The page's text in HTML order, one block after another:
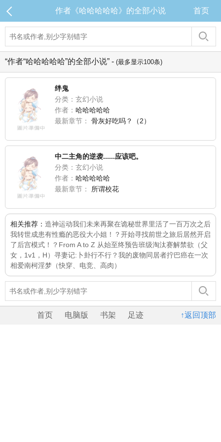
作者《哈哈哈哈哈》的全部小说 首页
“作者“哈哈哈哈哈”的全部小说” - (最多显示100条)
绊鬼
分类：玄幻小说
作者： 哈哈哈哈哈
最新章节：
骨灰好吃吗？（2）
中二主角的逆袭......应该吧。
分类：玄幻小说
作者： 哈哈哈哈哈
最新章节：
所谓校花
相关推荐： 造神运动我们未来再聚在诡秘世界里活了一百万次之后
我转世成患有性瘾的恶役大小姐！？开始寻找前世之旅后居然开启
了后宫模式！？ From A to Z 从始至终预告班级淘汰赛解禁欲（父
女，1v1，H） 寻妻记:卜卦行不行？我的废物同居者拧巴癌在一次
相爱南柯淫梦（快穿、电竞、高肉）
↑返回顶部
首页 电脑版 书架 足迹